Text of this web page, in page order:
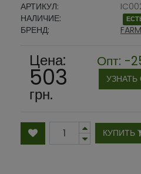
АРТИКУЛ:
НАЛИЧИЕ:
БРЕНД:
Цена:
503
грн.
Опт: -
КУПИТЬ